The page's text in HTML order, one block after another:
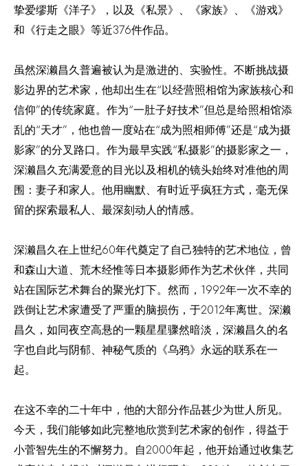
挚爱缪斯《洋子》，以及《私景》、《家族》、《游戏》
和《行走之眼》等近376件作品。
虽然深濑昌久普遍被认为是激进的、实验性。不断挑战摄
影边界的艺术家，他却出生在“以经营照相馆为家族核心和
信仰”的传统家庭。作为“一肚子好技术”但总是给照相馆添
乱的“天才”，他也曾一度站在“成为照相师傅”还是“成为摄
影家”的分叉路口。作为最早实践“私摄影”的摄影家之一，
深濑昌久充满爱意的目光以及相机的镜头始终对准他的周
围：妻子和家人。他用幽默、有时近乎疯狂方式，毫无保
留的探索最私人、最深刻动人的情感。
深濑昌久在上世纪60年代奠定了自己独特的艺术地位，曾
和森山大道、荒木经惟等日本摄影师作为艺术伙伴，共同
站在国际艺术舞台的聚光灯下。然而，1992年一次不幸的
跌倒让艺术家遭受了严重的脑损伤，于2012年离世。深濑
昌久，如同夜空高悬的一颗星星骤然暗淡，深濑昌久的名
字也自此与阴郁、神秘气质的《乌鸦》永远的联系在一
起。
在这不幸的二十年中，他的大部分作品甚少为世人所见。
今天，我们能够如此完整地欣赏到艺术家的创作，得益于
小菅智先生的不懈努力。自2000年起，他开始通过收集艺